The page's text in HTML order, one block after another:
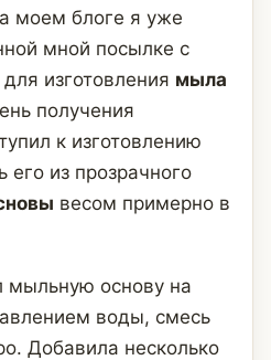
моем блоге я уже
мной посылке с
изготовления мыла
получения
к изготовлению
из прозрачного
весом примерно в
мыльную основу на
воды, смесь
Добавила несколько